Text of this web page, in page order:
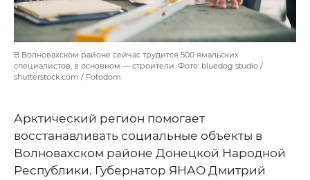
В Волновахском районе сейчас трудится 500 ямальских
специалистов, в основном — строители. Фото: bluedog studio /
shutterstock.com / Fotodom
Арктический регион помогает
восстанавливать социальные объекты в
Волновахском районе Донецкой Народной
Республики. Губернатор ЯНАО Дмитрий